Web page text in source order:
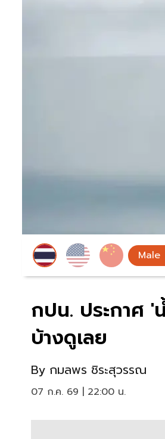
กปน. ประกาศ '
บ้างดูเลย
By กมลพร ชิระสุวรรณ
07 ก.ค. 69 | 22:00 น.